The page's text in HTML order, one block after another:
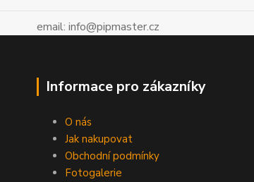
email: info@pipmaster.cz
Informace pro zákazníky
O nás
Jak nakupovat
Obchodní podmínky
Fotogalerie